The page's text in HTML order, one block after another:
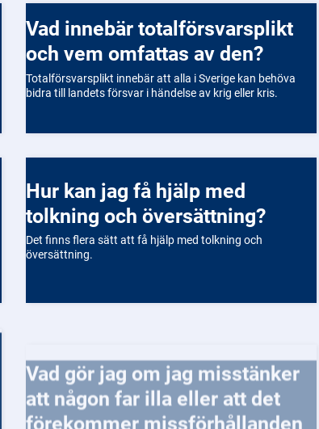
Vad innebär totalförsvarsplikt
och vem omfattas av den?
Totalförsvarsplikt innebär att alla i Sverige kan behöva
bidra till landets försvar i händelse av krig eller kris.
Hur kan jag få hjälp med
tolkning och översättning?
Det finns flera sätt att få hjälp med tolkning och
översättning.
att någon far illa eller att det
förekommer missförhållanden
inom vården?